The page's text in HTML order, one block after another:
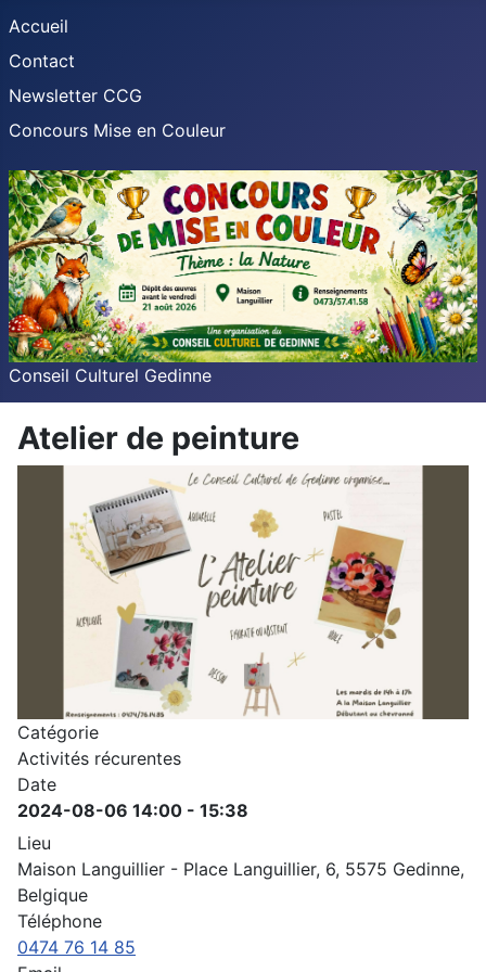
Accueil
Contact
Newsletter CCG
Concours Mise en Couleur
Conseil Culturel Gedinne
Atelier de peinture
Catégorie
Activités récurentes
Date
2024-08-06 14:00 - 15:38
Lieu
Maison Languillier - Place Languillier, 6, 5575 Gedinne,
Belgique
Téléphone
0474 76 14 85